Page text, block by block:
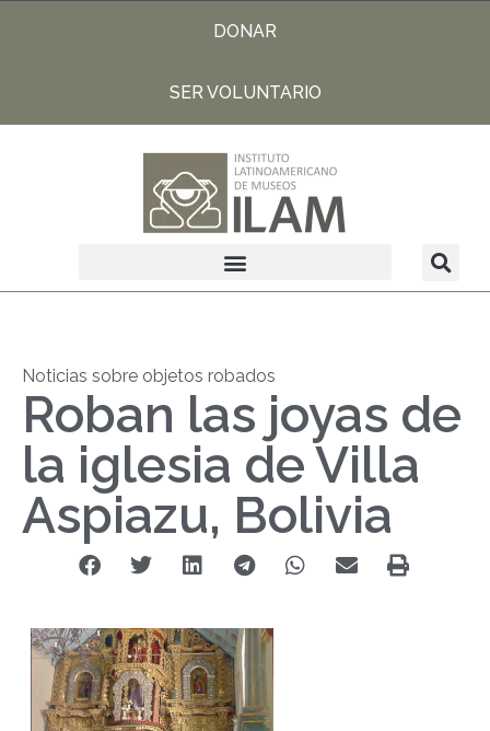
DONAR
SER VOLUNTARIO
Noticias sobre objetos robados
Roban las joyas de
la iglesia de Villa
Aspiazu, Bolivia